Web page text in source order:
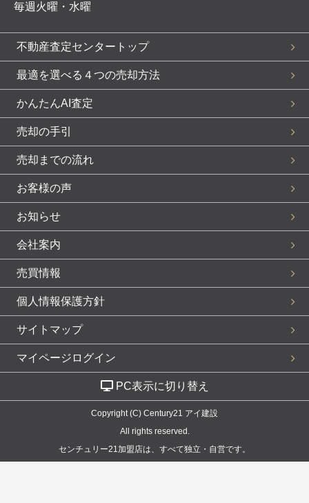
毎週火曜・水曜
不動産査定センタートップ
最適を選べる４つの売却方法
かんたんAI査定
売却の手引
売却までの流れ
お客様の声
お知らせ
会社案内
売買情報
個人情報保護方針
サイトマップ
マイページログイン
PC表示に切り替え
Copyright (C) Century21 アイ建設
All rights reserved.
センチュリー21加盟店は、すべて独立・自営です。